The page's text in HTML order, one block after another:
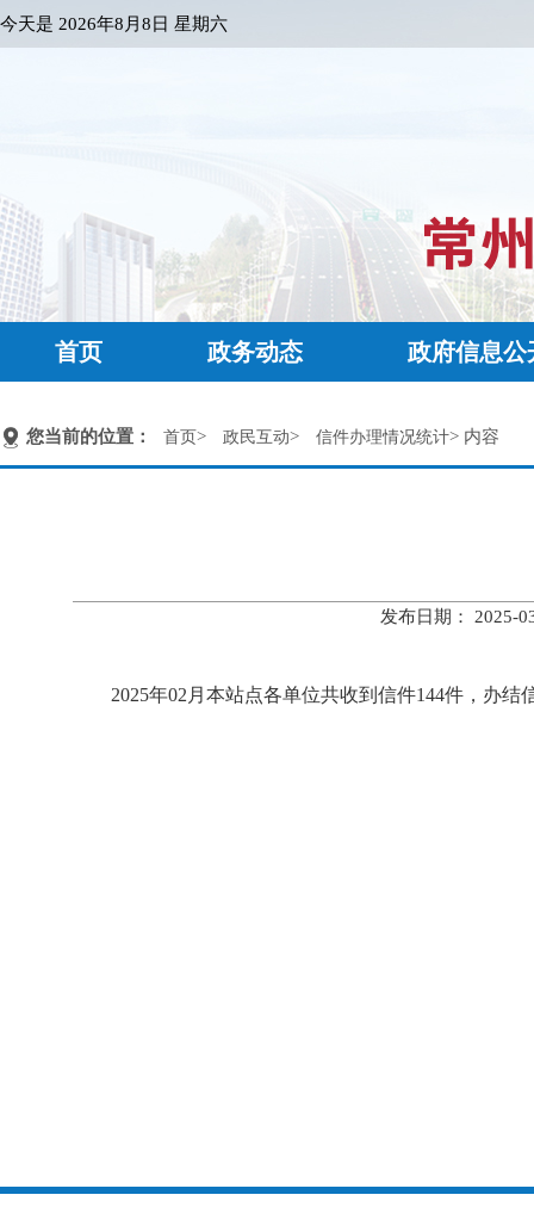
今天是 2026年8月8日 星期六
首页 政务动态 政府信息公
您当前的位置： 首页> 政民互动> 信件办理情况统计> 内容
发布日期： 2025-
2025年02月本站点各单位共收到信件144件，办